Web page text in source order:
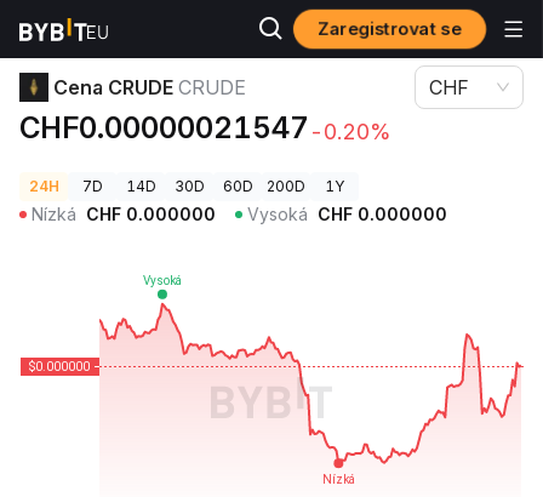
Zaregistrovat se
Ceny kryptoměn Cena CRUDE CRUDE
Cena CRUDE CRUDE
CHF0.00000021547 -0.20%
CHF
24H 7D 14D 30D 60D 200D 1Y
Nízká CHF 0.000000 Vysoká CHF 0.000000